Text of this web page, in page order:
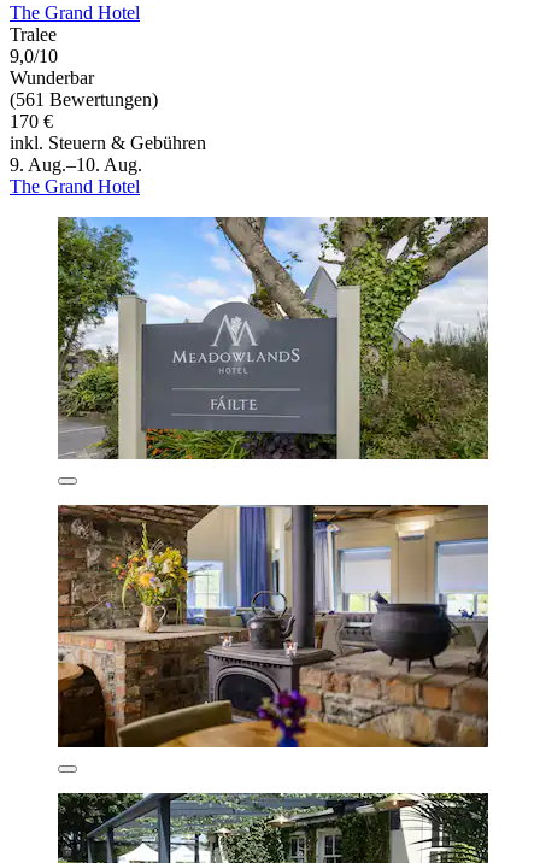
The Grand Hotel
Tralee
9,0/10
Wunderbar
(561 Bewertungen)
170 €
inkl. Steuern & Gebühren
9. Aug.–10. Aug.
The Grand Hotel